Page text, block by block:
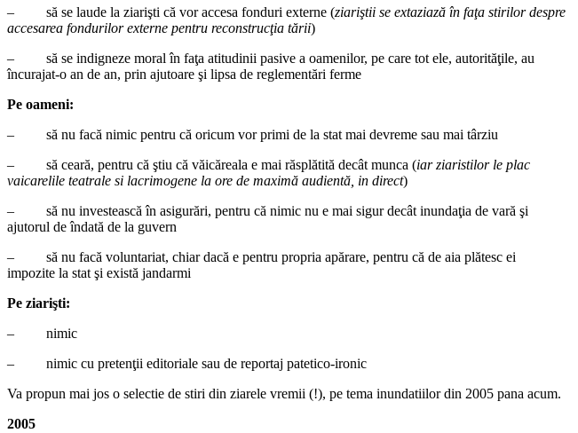
– să se laude la ziarişti că vor accesa fonduri externe (ziariştii se extaziază în faţa stirilor despre
accesarea fondurilor externe pentru reconstrucţia tării)
– să se indigneze moral în faţa atitudinii pasive a oamenilor, pe care tot ele, autorităţile, au
încurajat-o an de an, prin ajutoare şi lipsa de reglementări ferme
Pe oameni:
– să nu facă nimic pentru că oricum vor primi de la stat mai devreme sau mai târziu
– să ceară, pentru că ştiu că văicăreala e mai răsplătită decât munca (iar ziaristilor le plac
vaicarelile teatrale si lacrimogene la ore de maximă audientă, in direct)
– să nu investească în asigurări, pentru că nimic nu e mai sigur decât inundaţia de vară şi
ajutorul de îndată de la guvern
– să nu facă voluntariat, chiar dacă e pentru propria apărare, pentru că de aia plătesc ei
impozite la stat şi există jandarmi
Pe ziarişti:
– nimic
– nimic cu pretenţii editoriale sau de reportaj patetico-ironic
Va propun mai jos o selectie de stiri din ziarele vremii (!), pe tema inundatiilor din 2005 pana acum.
2005